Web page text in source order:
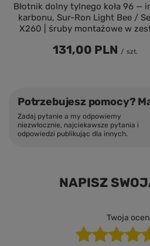
Błotnik dolny tylnego koła 96 —
karbonu, Sur-Ron Light Bee /
X260 | śruby montażowe w
131,00 PLN / szt.
Potrzebujesz pomocy?
Zadaj pytanie a my odpowiemy
niezwłocznie, najciekawsze pytania i
odpowiedzi publikując dla innych.
NAPISZ
Twoja